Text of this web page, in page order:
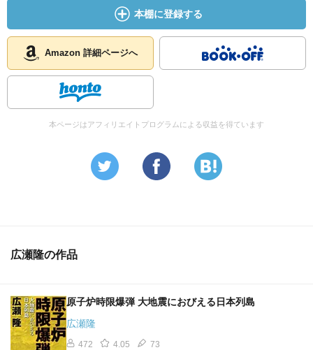
本棚に登録する
Amazon 詳細ページへ
本ページはアフィリエイトプログラムによる収益を得ています
広瀬隆の作品
原子炉時限爆弾 大地震におびえる日本列島
広瀬隆
472 4.05 73